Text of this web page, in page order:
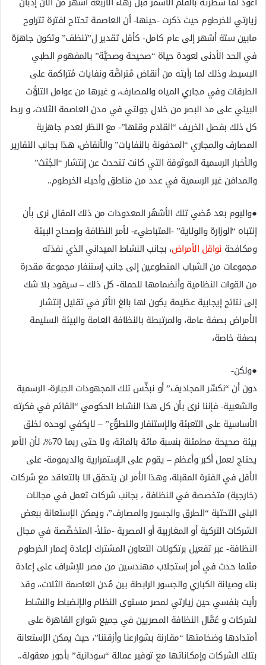
زيارتي للخرطوم حيث ذكرت -حينها- أن العاصمة تحتاح لفترة تتراوح
مابين ستة أشهر إلى عام كامل- كأقل تقدير ل”تنظف” وتكون جاهزة
في الحد الأدنى لعودة حياة “صحيحة وصحيَّة” بالمفهوم الطبي
البسيط، وذلك لما رأيته من أنقاض مُتراصَّة ونفايات مُتراكمة على
الطرقات وفي مجاري المياه والمصارف، و غيرها من عوامل التلوُّث
البيئي على مد البصر من خلال جولتي في مدن العاصمة الثلاث، و ربط
كل ذلك بفصل الخريف “القادم وقتها”- مع النظر لعدم جاهزية
المصارف والمجاري “المدفونة بالنفايات” والأنقاض، هذا بجانب التقارير
والأخبار الرسمية الموثوقة التي كانت تتحدث عن إنتشار “الجُثث”
والمدافن غير الرسمية في عدد من مناطق وأحياء الخرطوم..
●واليوم بعد مُضي تلك الأشهُر المعدودات من ذلك المقال نرى بأن
إنتباه “الوزارة والولاية” -المتباطيء- لأمر النظافة وإصحاح البيئة
ومكافحة نواقل الأمراض، بجانب النشاط الميداني الذي نفذته
مجموعات من الشباب المتطوعين إلى جانب إستنفار مجموعة مقدرة
من القوات النظامية وأنضمامها للحملة- كل ذلك – سيقود بلا شك
إلى نتائج إيجابية عظيمة يكون لها بالغ الأثر في تقليل إنتشار
الأمراض بصفة عامة، والمرتبطة بالنظافة العامة والبيئة السليمة
بصفة خاصة،
●ولكن-
دون أن “نكسِّر المجاديف” أو نبخِّس تلك المجهودات الجبارة- الرسمية
والشعبية- فإننا نرى بأن كل هذا النشاط الحكومي “القائم في فكرته
الأساسية على التعبئة والإستنفار والتطوُّع” – لايكفي لوحده لخلق
بيئة صحيحة مطمئنة بنسبة مائة بالمائة، ولا حتى ربما 70%، لأن الأمر
يحتاج لعمل أكبر وأعظم – يقوم على الإستمرارية والديمومة- على
الأقل في الفترة المقبلة، وهذا الأمر لن يتحقق الا بالتعاقد مع شركات
(خارجية) متخصصة في النظافة ، بجانب شركات تعمل في مجالات
البنى التحتية “الطرق والجسور والمصارف”، ويمكن الإستعانة ببعض
الشركات التركية أو المغاربية أو المصرية -مثلاً- المتخصِّصة في مجال
النظافة- عبر تفعيل برتكولات التعاون المشترك لإعادة إعمار الخرطوم
مثلما حدث في أمر إستجلاب مهندسين من مصر للإشراف على إعادة
بناء وصيانة الكباري والجسور الرابطة بين مُدن العاصمة الثلاث،، وقد
رأيت بنفسي حين زيارتي لمصر مستوى النظام والإنضباط والنشاط
لشركات و عُمَّال النظافة المصريين في جميع شوارع القاهرة على
أمتدادها وضخامتها “مقارنة بشوارعنا وأزقتنا”، حيث يمكن الإستعانة
بتلك الشركات وإمكاناتها مع توفير عمالة “سودانية” بأجور معقولة..